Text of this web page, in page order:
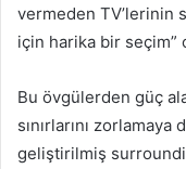
vermeden TV’lerinin
için harika bir seçim”
Bu övgülerden güç
sınırlarını
geliştirilmiş